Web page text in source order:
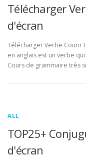
Télécharger
d'écran
Télécharger Verbe Courir
en anglais est un verbe
Cours de grammaire très
ALL
TOP25+
d'écran